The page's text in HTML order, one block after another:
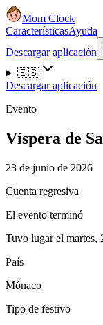
Mom Clock
CaracterísticasAyuda
Descargar aplicación
🇪🇸
Descargar aplicación
Evento
Víspera de
23 de junio de 2026
Cuenta regresiva
El evento terminó
Tuvo lugar el martes,
País
Mónaco
Tipo de festivo